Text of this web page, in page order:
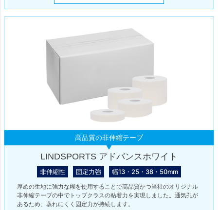
高品質の非伸縮テープ
LINDSPORTS アドバンスホワイト
非伸縮性 固定力強 幅13・25・38・50mm
厚めの生地に強力な糊を使用することで高品質かつ当社のオリジナル
非伸縮テープの中でトップクラスの粘着力を実現しました。通気孔が
あるため、蒸れにくく固定力が持続します。